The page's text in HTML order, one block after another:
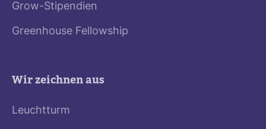
Grow-Stipendien
Greenhouse Fellowship
Wir zeichnen aus
Leuchtturm